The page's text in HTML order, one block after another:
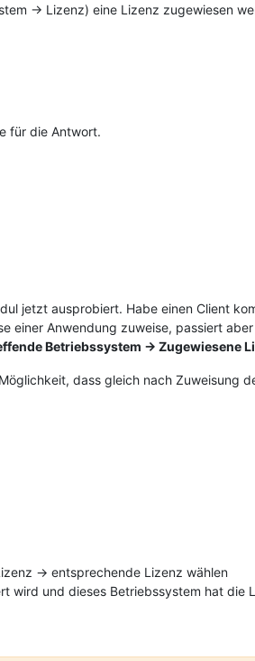
-> Lizenz) eine Lizenz zugewiesen
für die Antwort.
jetzt ausprobiert. Habe einen Client
einer Anwendung zuweise, passiert
Betriebssystem -> Zugewiesene
dass gleich nach Zuweisung
-> entsprechende Lizenz wählen
wird und dieses Betriebssystem hat die